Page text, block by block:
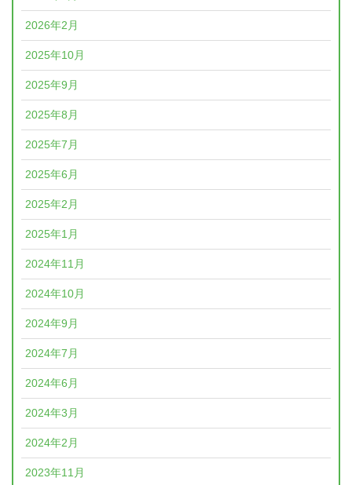
2026年2月
2025年10月
2025年9月
2025年8月
2025年7月
2025年6月
2025年2月
2025年1月
2024年11月
2024年10月
2024年9月
2024年7月
2024年6月
2024年3月
2024年2月
2023年11月